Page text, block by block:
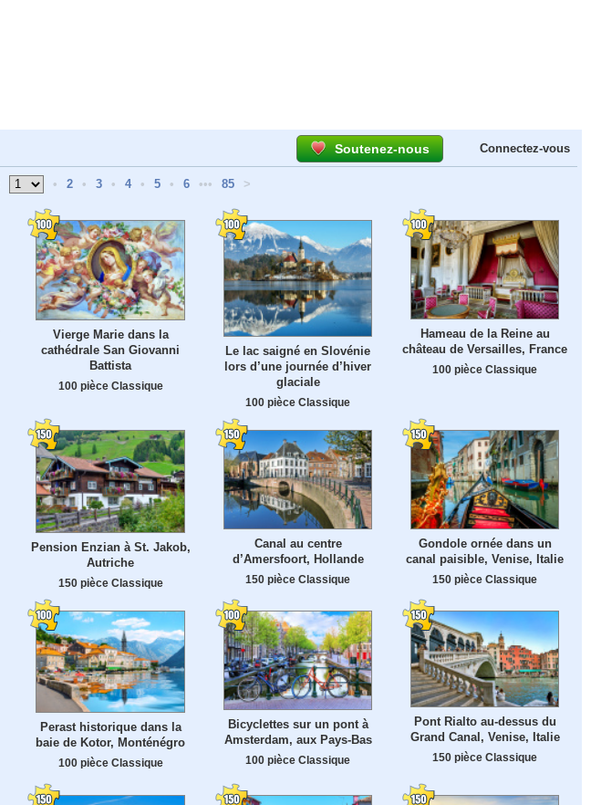
Soutenez-nous Connectez-vous
• 2 • 3 • 4 • 5 • 6 ••• 85 >
Vierge Marie dans la
cathédrale San Giovanni
Battista
100 pièce Classique
Le lac saigné en Slovénie
lors d’une journée d’hiver
glaciale
100 pièce Classique
Hameau de la Reine au
château de Versailles, France
100 pièce Classique
Pension Enzian à St. Jakob,
Autriche
150 pièce Classique
Canal au centre
d’Amersfoort, Hollande
150 pièce Classique
Gondole ornée dans un
canal paisible, Venise, Italie
150 pièce Classique
Perast historique dans la
baie de Kotor, Monténégro
100 pièce Classique
Bicyclettes sur un pont à
Amsterdam, aux Pays-Bas
100 pièce Classique
Pont Rialto au-dessus du
Grand Canal, Venise, Italie
150 pièce Classique